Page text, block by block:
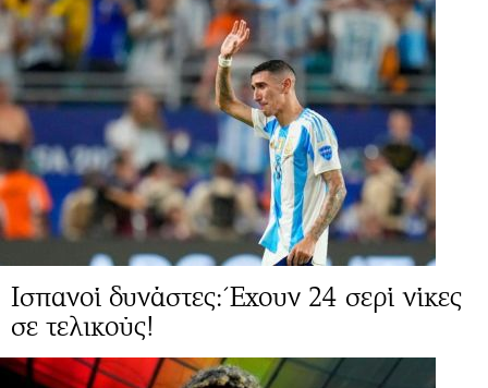
Ισπανοί δυνάστες: Έχουν 24 σερί νίκες
σε τελικούς!